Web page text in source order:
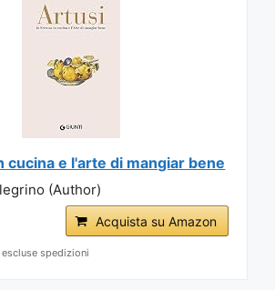
cucina e l'arte di mangiar bene
(Author)
Acquista su Amazon
spedizioni